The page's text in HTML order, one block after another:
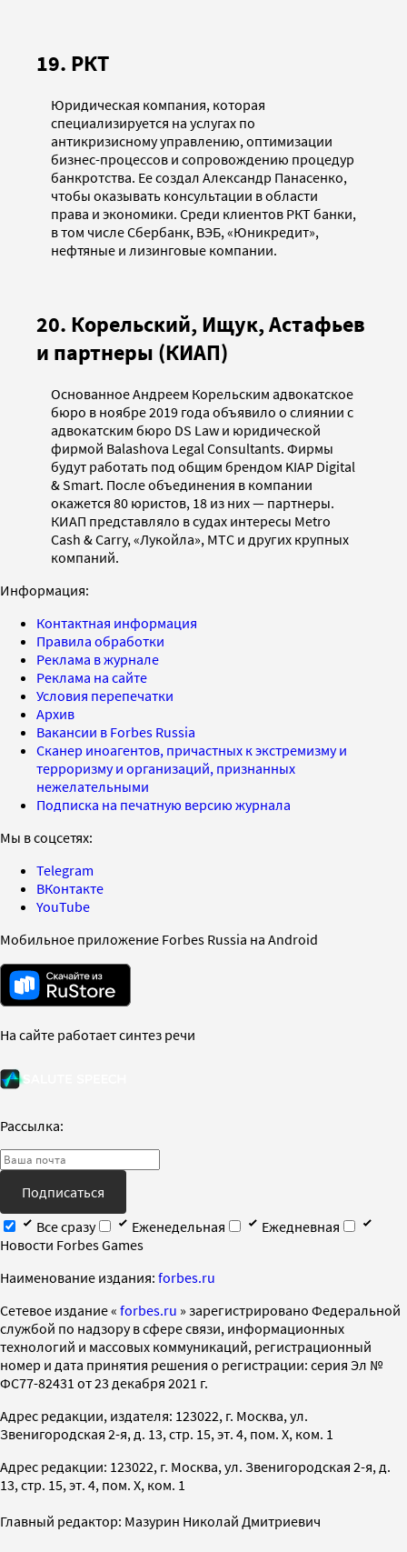
19. РКТ
Юридическая компания, которая
специализируется на услугах по
антикризисному управлению, оптимизации
бизнес-процессов и сопровождению процедур
банкротства. Ее создал Александр Панасенко,
чтобы оказывать консультации в области
права и экономики. Среди клиентов РКТ банки,
в том числе Сбербанк, ВЭБ, «Юникредит»,
нефтяные и лизинговые компании.
20. Корельский, Ищук, Астафьев
и партнеры (КИАП)
Основанное Андреем Корельским адвокатское
бюро в ноябре 2019 года объявило о слиянии с
адвокатским бюро DS Law и юридической
фирмой Balashova Legal Consultants. Фирмы
будут работать под общим брендом KIAP Digital
& Smart. После объединения в компании
окажется 80 юристов, 18 из них — партнеры.
КИАП представляло в судах интересы Metro
Cash & Carry, «Лукойла», МТС и других крупных
компаний.
Информация:
Контактная информация
Правила обработки
Реклама в журнале
Реклама на сайте
Условия перепечатки
Архив
Вакансии в Forbes Russia
Сканер иноагентов, причастных к экстремизму и
терроризму и организаций, признанных
нежелательными
Подписка на печатную версию журнала
Мы в соцсетях:
Telegram
ВКонтакте
YouTube
Мобильное приложение Forbes Russia на Android
На сайте работает синтез речи
Рассылка:
Подписаться
Все сразу
Еженедельная
Ежедневная
Новости Forbes Games
Наименование издания: forbes.ru
Cетевое издание « forbes.ru » зарегистрировано Федеральной
службой по надзору в сфере связи, информационных
технологий и массовых коммуникаций, регистрационный
номер и дата принятия решения о регистрации: серия Эл №
ФС77-82431 от 23 декабря 2021 г.
Адрес редакции, издателя: 123022, г. Москва, ул.
Звенигородская 2-я, д. 13, стр. 15, эт. 4, пом. X, ком. 1
Адрес редакции: 123022, г. Москва, ул. Звенигородская 2-я, д.
13, стр. 15, эт. 4, пом. X, ком. 1
Главный редактор: Мазурин Николай Дмитриевич